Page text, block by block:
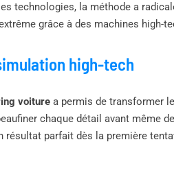
technologies, la méthode a
grâce à des machines high-
high-tech
voiture a permis de transformer
chaque détail avant même
résultat parfait dès la première